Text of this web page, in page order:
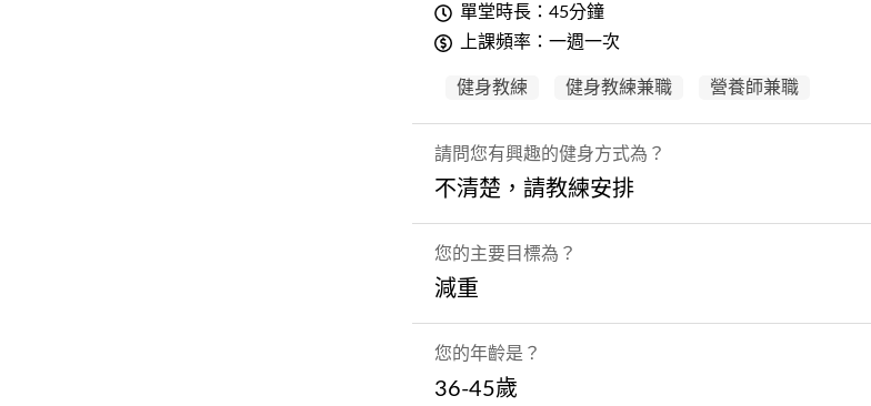
單堂時長：45分鐘
上課頻率：一週一次
健身教練 健身教練兼職 營養師兼職
請問您有興趣的健身方式為？
不清楚，請教練安排
您的主要目標為？
減重
您的年齡是？
36-45歲